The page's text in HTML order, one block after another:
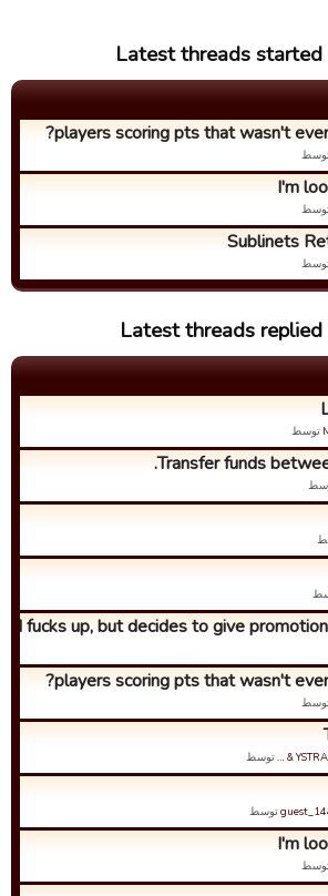
Latest threads
players scoring pts that wasn't
I'm
Sublinets
Latest threads
توسط
Transfer funds
fucks up, but decides to give
players scoring pts that wasn't
توسط
توسط
I'm